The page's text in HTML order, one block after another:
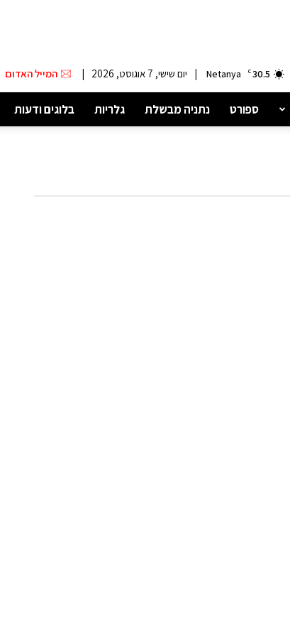
30.5
C
Netanya
| יום שישי, 7 אוגוסט, 2026 | המייל האדום
ספורט נתניה מבשלת גלריות בלוגים ודעות